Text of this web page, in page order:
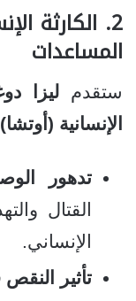
2. الكارثة
المساعدات
ستقدم ليزا
الإنسانية (أوتشا)
تدهور
القتال
الإنساني.
تأثير